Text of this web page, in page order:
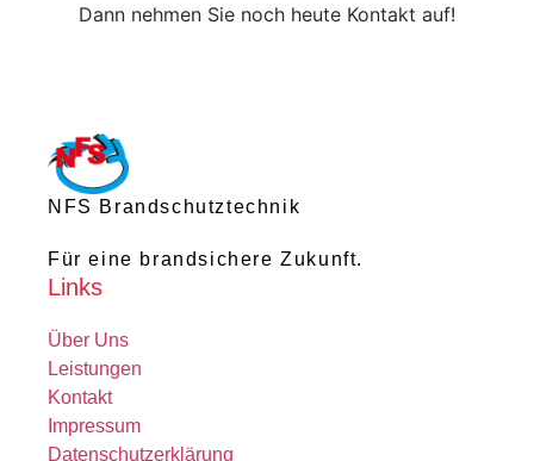
Dann nehmen Sie noch heute Kontakt auf!
NFS Brandschutztechnik
Für eine brandsichere Zukunft.
Links
Über Uns
Leistungen
Kontakt
Impressum
Datenschutzerklärung